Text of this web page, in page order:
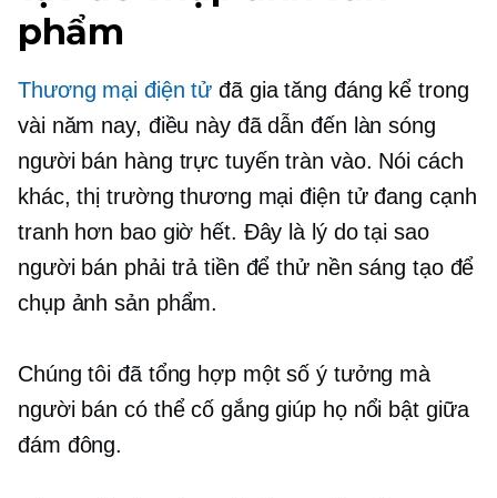
phẩm
Thương mại điện tử đã gia tăng đáng kể trong
vài năm nay, điều này đã dẫn đến làn sóng
người bán hàng trực tuyến tràn vào. Nói cách
khác, thị trường thương mại điện tử đang cạnh
tranh hơn bao giờ hết. Đây là lý do tại sao
người bán phải trả tiền để thử nền sáng tạo để
chụp ảnh sản phẩm.
Chúng tôi đã tổng hợp một số ý tưởng mà
người bán có thể cố gắng giúp họ nổi bật giữa
đám đông.